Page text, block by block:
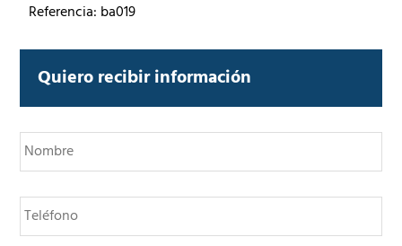
Referencia: ba019
Quiero recibir información
N
o
m
r
e
*
T
e
l